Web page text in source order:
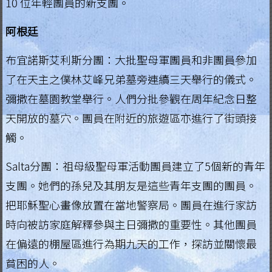
H
n
g
K
o
n
R
e
g
i
阿根廷
布宜諾斯艾利斯分團：大批聖母軍團員和非團員參加
了在天主之僕林艾峰兄弟墓旁連續三天舉行的儀式。
彌撒在墓園教堂舉行。人們分批參觀在周年紀念日整
天開放的墓穴。團員在附近的旅遊區亦進行了街頭接
觸。
Salta分團：祖母級聖母軍活動團員建立了5個新的青年
支團。她們的孫兒及其朋友是這些青年支團的團員。
把耶穌聖心畫像放置在當地警察局。團員在進行家訪
時向被訪家庭解釋參與主日彌撒的重要性。其他團員
在偏遠的棚屋區進行為期九天的工作，探訪並關懷最
貧困的人。